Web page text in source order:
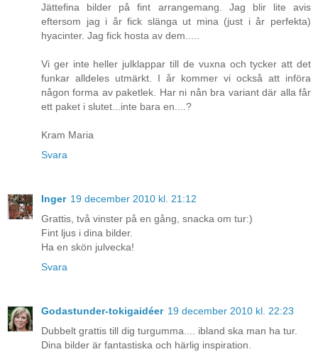
Jättefina bilder på fint arrangemang. Jag blir lite avis
eftersom jag i år fick slänga ut mina (just i år perfekta)
hyacinter. Jag fick hosta av dem.....
Vi ger inte heller julklappar till de vuxna och tycker att det
funkar alldeles utmärkt. I år kommer vi också att införa
någon forma av paketlek. Har ni nån bra variant där alla får
ett paket i slutet...inte bara en....?
Kram Maria
Svara
Inger 19 december 2010 kl. 21:12
Grattis, två vinster på en gång, snacka om tur:)
Fint ljus i dina bilder.
Ha en skön julvecka!
Svara
Godastunder-tokigaidéer 19 december 2010 kl. 22:23
Dubbelt grattis till dig turgumma.... ibland ska man ha tur.
Dina bilder är fantastiska och härlig inspiration.